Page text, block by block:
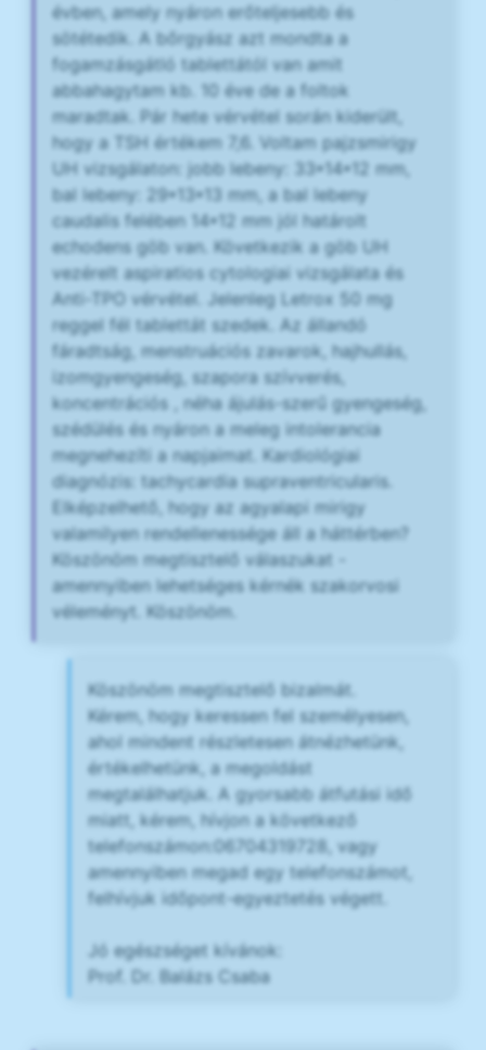
évben, amely nyáron erőteljesebb és
sötétedik. A bőrgyász azt mondta a
fogamzásgátló tablettától van amit
abbahagytam kb. 10 éve de a foltok
maradtak. Pár hete vérvétel során kiderült,
hogy a TSH értékem 7,6. Voltam pajzsmirigy
UH vizsgálaton: jobb lebeny: 33*14*12 mm,
bal lebeny: 29*13*13 mm, a bal lebeny
caudalis felében 14*12 mm jól határolt
echodens göb van. Következik a göb UH
vezérelt aspiratios cytologiai vizsgálata és
Anti-TPO vérvétel. Jelenleg Letrox 50 mg
reggel fél tablettát szedek. Az állandó
fáradtság, menstruációs zavarok, hajhullás,
izomgyengeség, szapora szívverés,
koncentrációs , néha ájulás-szerű gyengeség,
szédülés és nyáron a meleg intolerancia
megnehezíti a napjaimat. Kardiológiai
diagnózis: tachycardia supraventricularis.
Elképzelhető, hogy az agyalapi mirigy
valamilyen rendellenessége áll a háttérben?
Köszönöm megtisztelő válaszukat -
amennyiben lehetséges kérnék szakorvosi
véleményt. Köszönöm.
Köszönöm megtisztelő bizalmát.
Kérem, hogy keressen fel személyesen,
ahol mindent részletesen átnézhetünk,
értékelhetünk, a megoldást
megtalálhatjuk. A gyorsabb átfutási idő
miatt, kérem, hívjon a következő
telefonszámon:06704319728, vagy
amennyiben megad egy telefonszámot,
felhívjuk időpont-egyeztetés végett.
Jó egészséget kívánok:
Prof. Dr. Balázs Csaba​